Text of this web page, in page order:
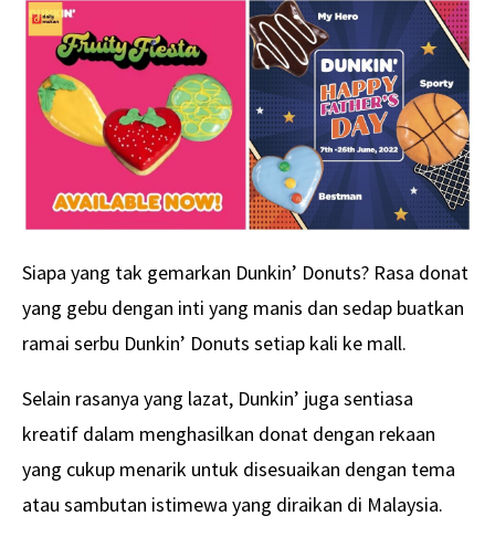
Siapa yang tak gemarkan Dunkin’ Donuts? Rasa donat
yang gebu dengan inti yang manis dan sedap buatkan
ramai serbu Dunkin’ Donuts setiap kali ke mall.
Selain rasanya yang lazat, Dunkin’ juga sentiasa
kreatif dalam menghasilkan donat dengan rekaan
yang cukup menarik untuk disesuaikan dengan tema
atau sambutan istimewa yang diraikan di Malaysia.